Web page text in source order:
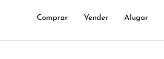
Comprar Vender Alugar